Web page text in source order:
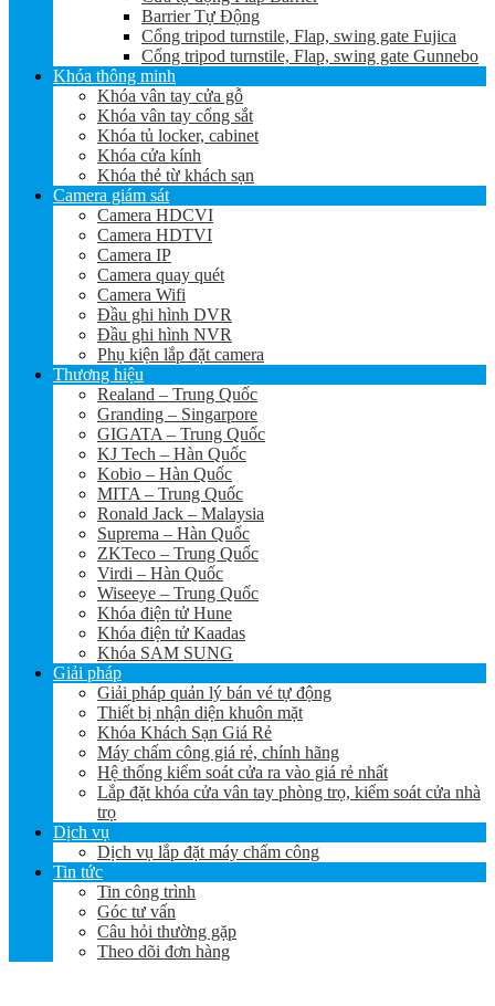
Barrier Tự Động
Cổng tripod turnstile, Flap, swing gate Fujica
Cổng tripod turnstile, Flap, swing gate Gunnebo
Khóa thông minh
Khóa vân tay cửa gỗ
Khóa vân tay cổng sắt
Khóa tủ locker, cabinet
Khóa cửa kính
Khóa thẻ từ khách sạn
Camera giám sát
Camera HDCVI
Camera HDTVI
Camera IP
Camera quay quét
Camera Wifi
Đầu ghi hình DVR
Đầu ghi hình NVR
Phụ kiện lắp đặt camera
Thương hiệu
Realand – Trung Quốc
Granding – Singarpore
GIGATA – Trung Quốc
KJ Tech – Hàn Quốc
Kobio – Hàn Quốc
MITA – Trung Quốc
Ronald Jack – Malaysia
Suprema – Hàn Quốc
ZKTeco – Trung Quốc
Virdi – Hàn Quốc
Wiseeye – Trung Quốc
Khóa điện tử Hune
Khóa điện tử Kaadas
Khóa SAM SUNG
Giải pháp
Giải pháp quản lý bán vé tự động
Thiết bị nhận diện khuôn mặt
Khóa Khách Sạn Giá Rẻ
Máy chấm công giá rẻ, chính hãng
Hệ thống kiểm soát cửa ra vào giá rẻ nhất
Lắp đặt khóa cửa vân tay phòng trọ, kiểm soát cửa nhà
trọ
Dịch vụ
Dịch vụ lắp đặt máy chấm công
Tin tức
Tin công trình
Góc tư vấn
Câu hỏi thường gặp
Theo dõi đơn hàng